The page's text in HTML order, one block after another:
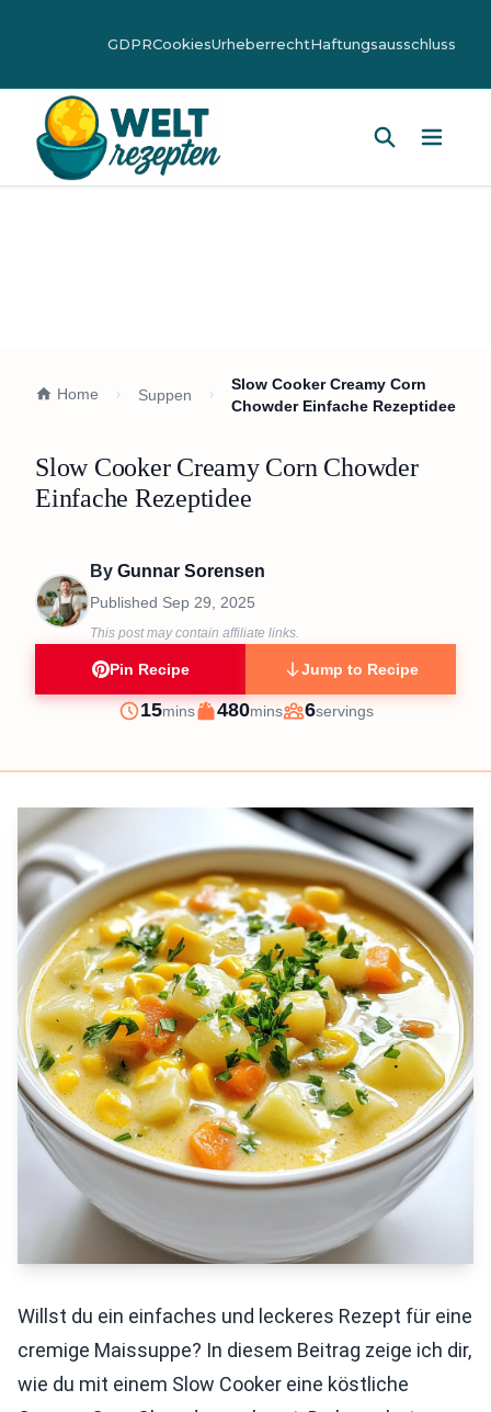
GDPRCookiesUrheberrechtHaftungsausschluss
Home Suppen
Slow Cooker Creamy Corn
Chowder Einfache Rezeptidee
Slow Cooker Creamy Corn Chowder
Einfache Rezeptidee
By Gunnar Sorensen
Published Sep 29, 2025
This post may contain affiliate links.
Pin Recipe Jump to Recipe
Prep
15minutes
mins
Cook
480minutes
mins
Servings
6servings
Willst du ein einfaches und leckeres Rezept für eine
cremige Maissuppe? In diesem Beitrag zeige ich dir,
wie du mit einem Slow Cooker eine köstliche